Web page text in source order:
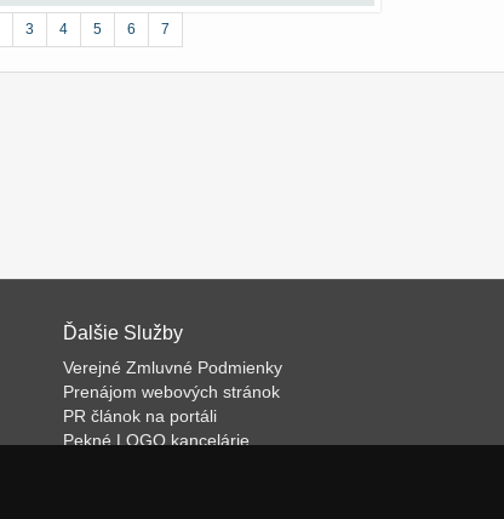
3 4 5 6 7
Ďalšie Služby
Verejné Zmluvné Podmienky
Prenájom webových stránok
PR článok na portáli
Pekné LOGO kancelárie